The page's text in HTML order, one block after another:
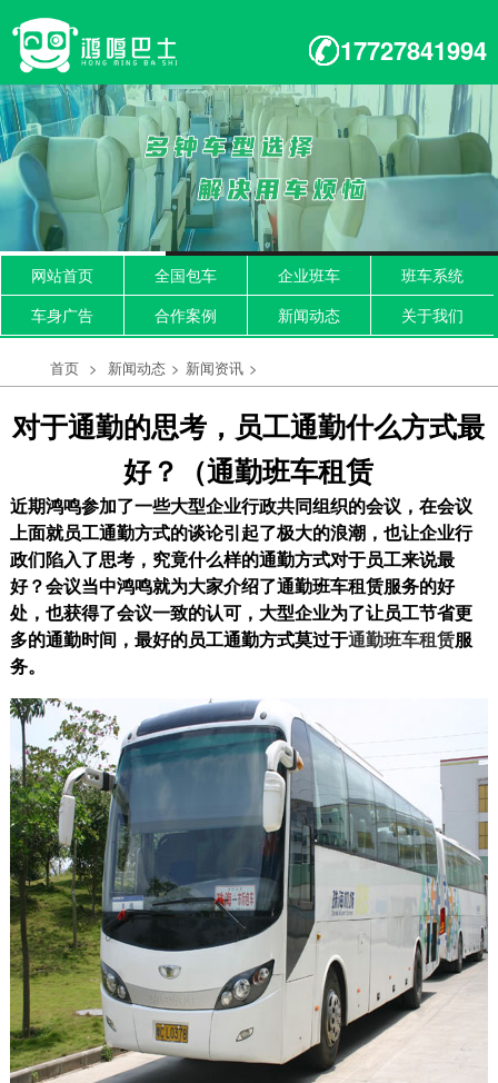
17727841994
网站首页 全国包车 企业班车
班车系统
车身广告
合作案例 新闻动态 关于我们
首页 > 新闻动态 > 新闻资讯 >
对于通勤的思考，员工通勤什么方式最
好？（通勤班车租赁
近期鸿鸣参加了一些大型企业行政共同组织的会议，在会议
上面就员工通勤方式的谈论引起了极大的浪潮，也让企业行
政们陷入了思考，究竟什么样的通勤方式对于员工来说最
好？会议当中鸿鸣就为大家介绍了通勤班车租赁服务的好
处，也获得了会议一致的认可，大型企业为了让员工节省更
多的通勤时间，最好的员工通勤方式莫过于通勤班车租赁服
务。